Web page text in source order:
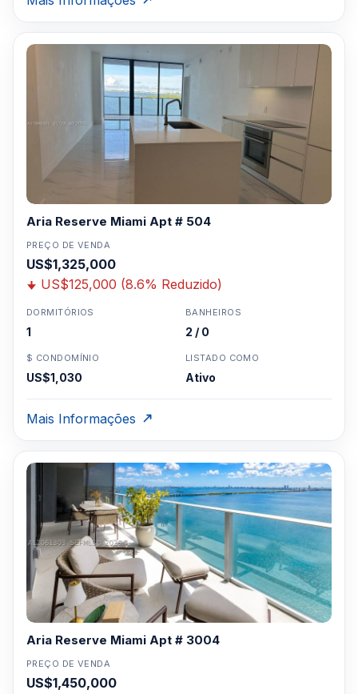
Aria Reserve Miami Apt # 504
PREÇO DE VENDA
US$1,325,000
US$125,000 (8.6% Reduzido)
DORMITÓRIOS
1
BANHEIROS
2 / 0
$ CONDOMÍNIO
US$1,030
LISTADO COMO
Ativo
Mais Informações
Aria Reserve Miami Apt # 3004
PREÇO DE VENDA
US$1,450,000